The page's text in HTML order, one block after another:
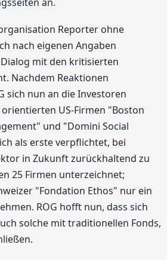
Reporter ohne
nach eigenen Angaben
mit den kritisierten
Nachdem Reaktionen
sich nun an die Investoren
US-Firmen "Boston
und "Domini Social
als erste verpflichtet, bei
in Zukunft zurückhaltend zu
25 Firmen unterzeichnet;
"Fondation Ethos" nur ein
ROG hofft nun, dass sich
solche mit traditionellen Fonds,